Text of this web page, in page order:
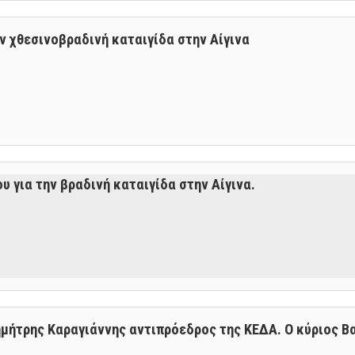
καταιγίδα στην Αίγινα
την βραδινή καταιγίδα στην Αίγινα.
Καραγιάννης αντιπρόεδρος της ΚΕΔΑ. Ο κύριος